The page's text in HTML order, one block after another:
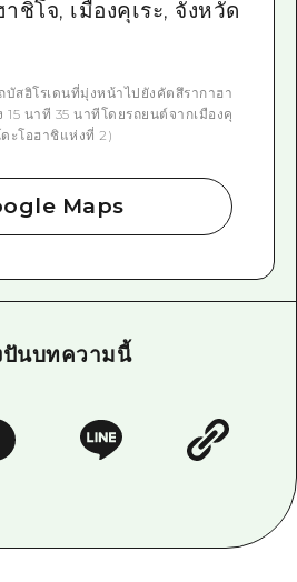
ชิโจ, เมืองคุเระ, จังหวัด
บัสฮิโรเดนที่มุ่งหน้าไปยังคัตสึรากาฮา
15 นาที 35 นาทีโดยรถยนต์จากเมืองคุ
ะโอฮาชิแห่งที่ 2)
Maps
ปันบทความนี้